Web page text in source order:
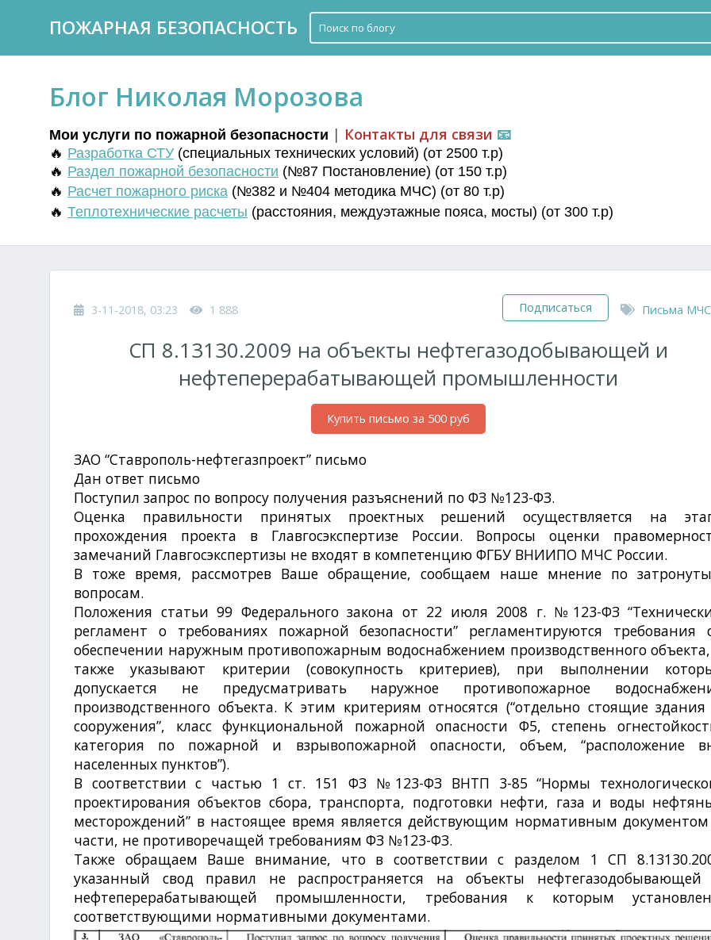
ПОЖАРНАЯ БЕЗОПАСНОСТЬ
Блог Николая Морозова
Мои услуги по пожарной безопасности | Контакты для связи 📧
🔥 Разработка СТУ (специальных технических условий) (от 2500 т.р)
🔥 Раздел пожарной безопасности (№87 Постановление) (от 150 т.р)
🔥 Расчет пожарного риска (№382 и №404 методика МЧС) (от 80 т.р)
🔥 Теплотехнические расчеты (расстояния, междуэтажные пояса, мосты) (от 300 т.р)
3-11-2018, 03:23 1 888 Подписаться Письма МЧС
СП 8.13130.2009 на объекты нефтегазодобывающей и
нефтеперерабатывающей промышленности
Купить письмо за 500 руб
ЗАО “Ставрополь-нефтегазпроект” письмо
Дан ответ письмо
Поступил запрос по вопросу получения разъяснений по ФЗ №123-ФЗ.
Оценка правильности принятых проектных решений осуществляется на
прохождения проекта в Главгосэкспертизе России. Вопросы оценки
замечаний Главгосэкспертизы не входят в компетенцию ФГБУ ВНИИПО МЧС России.
В тоже время, рассмотрев Ваше обращение, сообщаем наше мнение по
вопросам.
Положения статьи 99 Федерального закона от 22 июля 2008 г. №123-ФЗ
регламент о требованиях пожарной безопасности” регламентируются требования
обеспечении наружным противопожарным водоснабжением производственного
также указывают критерии (совокупность критериев), при выполнении
допускается не предусматривать наружное противопожарное
производственного объекта. К этим критериям относятся (“отдельно стоящие
сооружения”, класс функциональной пожарной опасности Ф5, степень
категория по пожарной и взрывопожарной опасности, объем, “расположение
населенных пунктов”).
В соответствии с частью 1 ст. 151 ФЗ №123-ФЗ ВНТП 3-85 “Нормы
проектирования объектов сбора, транспорта, подготовки нефти, газа и воды
месторождений” в настоящее время является действующим нормативным
части, не противоречащей требованиям ФЗ №123-ФЗ.
Также обращаем Ваше внимание, что в соответствии с разделом 1 СП
указанный свод правил не распространяется на объекты
нефтеперерабатывающей промышленности, требования к которым
соответствующими нормативными документами.